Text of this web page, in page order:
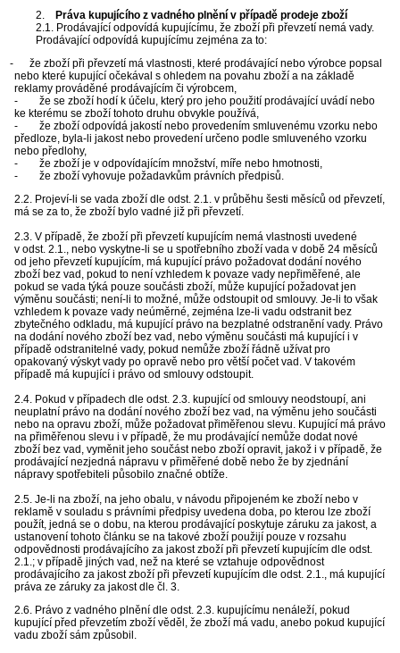
2.
Práva kupujícího z vadného plnění v případě prodeje zboží
2.1. Prodávající odpovídá kupujícímu, že zboží při převzetí nemá vady.
Prodávající odpovídá kupujícímu zejména za to:
že zboží při převzetí má vlastnosti, které prodávající nebo výrobce popsal
nebo které kupující očekával s ohledem na povahu zboží a na základě
reklamy prováděné prodávajícím či výrobcem,
- že se zboží hodí k účelu, který pro jeho použití prodávající uvádí nebo
ke kterému se zboží tohoto druhu obvykle používá,
- že zboží odpovídá jakostí nebo provedením smluvenému vzorku nebo
předloze, byla-li jakost nebo provedení určeno podle smluveného vzorku
nebo předlohy,
- že zboží je v odpovídajícím množství, míře nebo hmotnosti,
- že zboží vyhovuje požadavkům právních předpisů.
2.2. Projeví-li se vada zboží dle odst. 2.1. v průběhu šesti měsíců od převzetí,
má se za to, že zboží bylo vadné již při převzetí.
2.3. V případě, že zboží při převzetí kupujícím nemá vlastnosti uvedené
v odst. 2.1., nebo vyskytne-li se u spotřebního zboží vada v době 24 měsíců
od jeho převzetí kupujícím, má kupující právo požadovat dodání nového
zboží bez vad, pokud to není vzhledem k povaze vady nepřiměřené, ale
pokud se vada týká pouze součásti zboží, může kupující požadovat jen
výměnu součásti; není-li to možné, může odstoupit od smlouvy. Je-li to však
vzhledem k povaze vady neúměrné, zejména lze-li vadu odstranit bez
zbytečného odkladu, má kupující právo na bezplatné odstranění vady. Právo
na dodání nového zboží bez vad, nebo výměnu součásti má kupující i v
případě odstranitelné vady, pokud nemůže zboží řádně užívat pro
opakovaný výskyt vady po opravě nebo pro větší počet vad. V takovém
případě má kupující i právo od smlouvy odstoupit.
2.4. Pokud v případech dle odst. 2.3. kupující od smlouvy neodstoupí, ani
neuplatní právo na dodání nového zboží bez vad, na výměnu jeho součásti
nebo na opravu zboží, může požadovat přiměřenou slevu. Kupující má právo
na přiměřenou slevu i v případě, že mu prodávající nemůže dodat nové
zboží bez vad, vyměnit jeho součást nebo zboží opravit, jakož i v případě, že
prodávající nezjedná nápravu v přiměřené době nebo že by zjednání
nápravy spotřebiteli působilo značné obtíže.
2.5. Je-li na zboží, na jeho obalu, v návodu připojeném ke zboží nebo v
reklamě v souladu s právními předpisy uvedena doba, po kterou lze zboží
použít, jedná se o dobu, na kterou prodávající poskytuje záruku za jakost, a
ustanovení tohoto článku se na takové zboží použijí pouze v rozsahu
odpovědnosti prodávajícího za jakost zboží při převzetí kupujícím dle odst.
2.1.; v případě jiných vad, než na které se vztahuje odpovědnost
prodávajícího za jakost zboží při převzetí kupujícím dle odst. 2.1., má kupující
práva ze záruky za jakost dle čl. 3.
2.6. Právo z vadného plnění dle odst. 2.3. kupujícímu nenáleží, pokud
kupující před převzetím zboží věděl, že zboží má vadu, anebo pokud kupující
vadu zboží sám způsobil.